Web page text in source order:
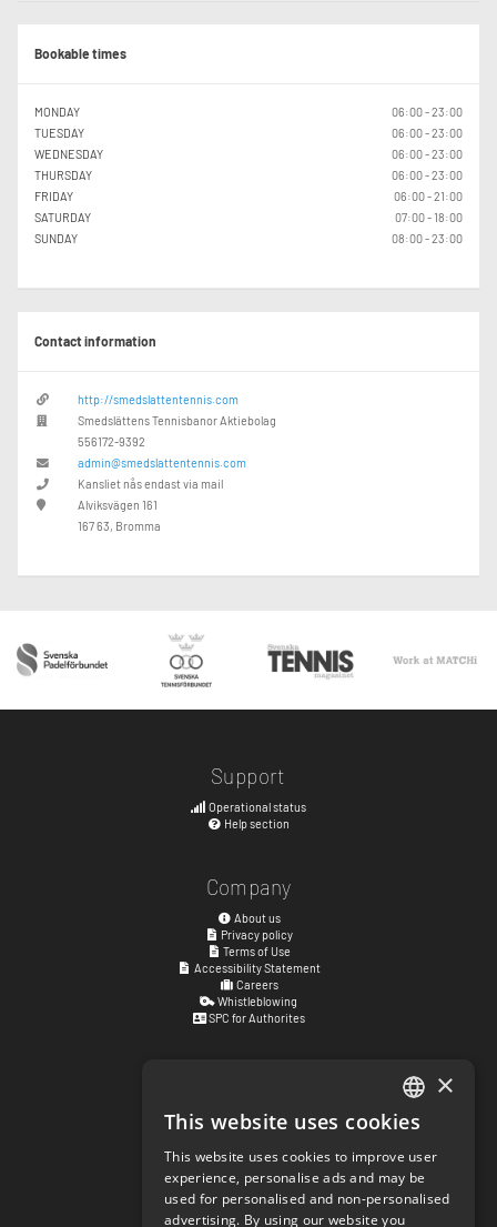
Bookable times
MONDAY
06:00 - 23:00
TUESDAY
06:00 - 23:00
WEDNESDAY
06:00 - 23:00
THURSDAY
06:00 - 23:00
FRIDAY
06:00 - 21:00
SATURDAY
07:00 - 18:00
SUNDAY
08:00 - 23:00
Contact information
http://smedslattentennis.com
Smedslättens Tennisbanor Aktiebolag
556172-9392
admin@smedslattentennis.com
Kansliet nås endast via mail
Alviksvägen 161
167 63, Bromma
Support
Operational status
Help section
Company
About us
Privacy policy
Terms of Use
Accessibility Statement
Careers
Whistleblowing
SPC for Authorites
Kyrkogatan 17
411 15Göteborg,Sweden
Social links
facebook.com/matchisports
ENGLISH
SWEDISH
NORWEGIAN
×
This website uses cookies
This website uses cookies to improve user
experience, personalise ads and may be
used for personalised and non-personalised
advertising. By using our website you